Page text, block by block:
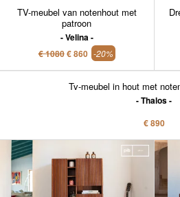
TV-meubel van notenhout met
patroon
Velina
€ 1080€ 860 -20%
Tv-meubel in hout met
Thalos
€ 890